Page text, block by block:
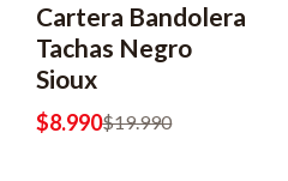
-55% OFF
Cartera Bandolera
Tachas Negro
Sioux
$8.990$19.990